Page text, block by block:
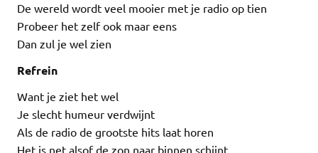
De wereld wordt veel mooier met je radio op tien
Probeer het zelf ook maar eens
Dan zul je wel zien
Refrein
Want je ziet het wel
Je slecht humeur verdwijnt
Als de radio de grootste hits laat horen
Het is net alsof de zon naar binnen schijnt